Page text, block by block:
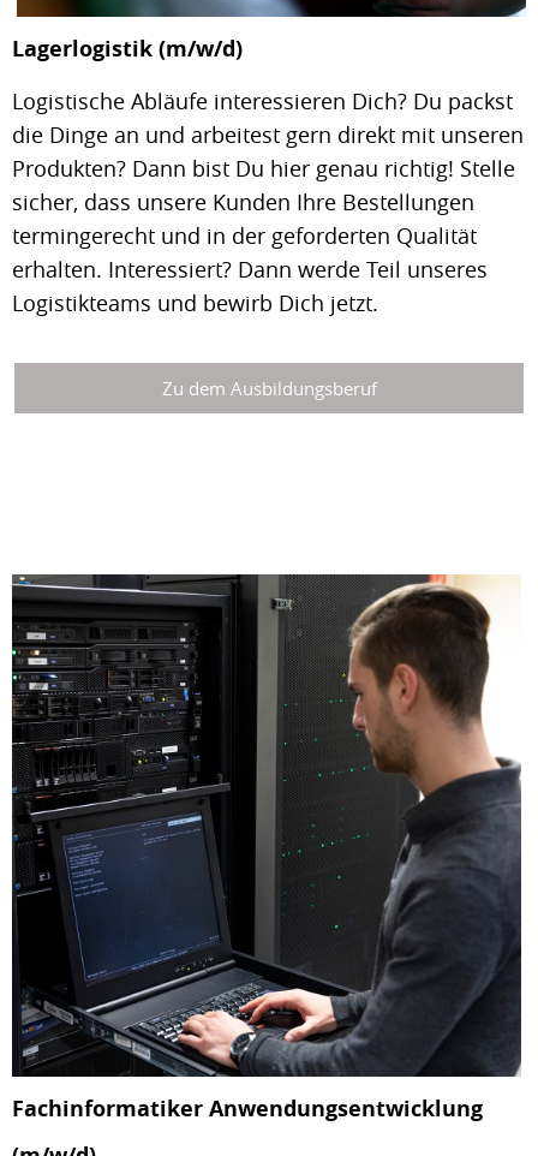
Lagerlogistik (m/w/d)
Logistische Abläufe interessieren Dich? Du packst
die Dinge an und arbeitest gern direkt mit unseren
Produkten? Dann bist Du hier genau richtig! Stelle
sicher, dass unsere Kunden Ihre Bestellungen
termingerecht und in der geforderten Qualität
erhalten. Interessiert? Dann werde Teil unseres
Logistikteams und bewirb Dich jetzt.
Zu dem Ausbildungsberuf
Fachinformatiker Anwendungsentwicklung